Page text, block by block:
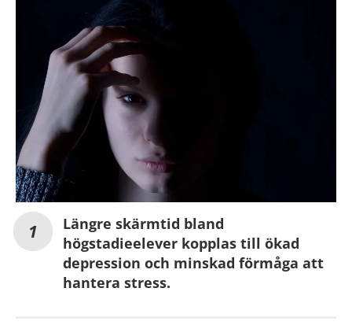
Längre skärmtid bland
högstadieelever kopplas till ökad
depression och minskad förmåga att
hantera stress.